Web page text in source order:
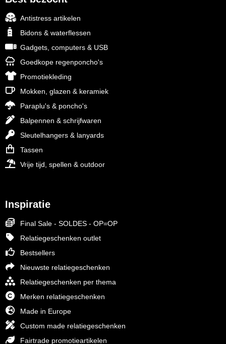
Antistress artikelen
Bidons & waterflessen
Gadgets, computers & USB
Goedkope regenponcho's
Promotiekleding
Mokken, glazen & keramiek
Paraplu's & poncho's
Balpennen & schrijfwaren
Sleutelhangers & lanyards
Tassen
Vrije tijd, spellen & outdoor
Inspiratie
Final Sale - SOLDES - OP=OP
Relatiegeschenken outlet
Bestsellers
Nieuwste relatiegeschenken
Relatiegeschenken per thema
Merken relatiegeschenken
Made in Europe
Custom made relatiegeschenken
Fairtrade promotieartikelen